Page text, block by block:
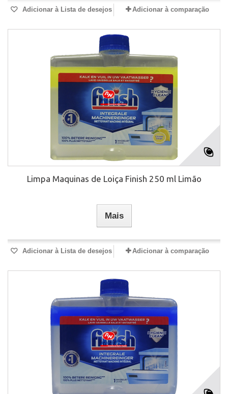
Adicionar à Lista de desejos Adicionar à comparação
Limpa Maquinas de Loiça Finish 250 ml Limão
Mais
Adicionar à Lista de desejos Adicionar à comparação